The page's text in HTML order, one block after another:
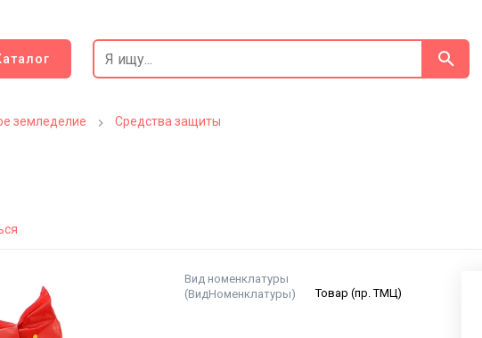
земледелие Средства защиты
Вид номенклатуры
(ВидНоменклатуры)
Товар (пр. ТМЦ)